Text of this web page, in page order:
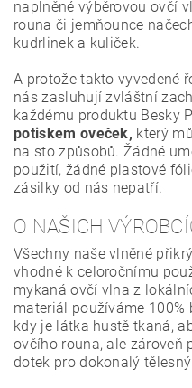
naplněné výběrovou ovčí
rouna či jemňounce
kudrlinek a kuliček.
A protože takto vyvedené
nás zasluhují zvláštní
každému produktu Besky
potiskem oveček, který
na sto způsobů. Žádné
použití, žádné plastové
zásilky od nás nepatří.
O NAŠICH
Všechny naše vlněné
vhodné k celoročnímu
mykaná ovčí vlna z
materiál používáme 100%
kdy je látka hustě tkaná,
ovčího rouna, ale zároveň
dotek pro dokonalý